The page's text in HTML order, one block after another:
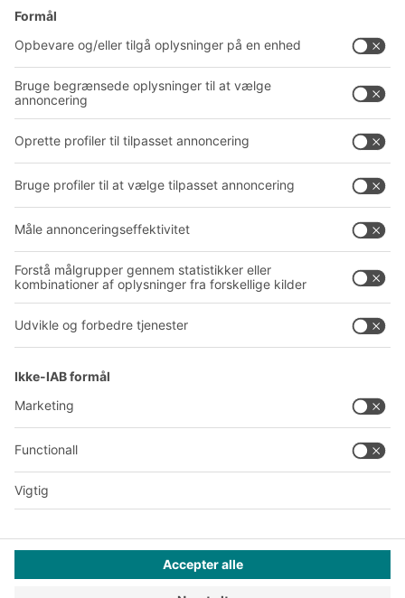
Løsninger
Intralogistikløsninger
Kassesystemer
Reolsystemer
Service
PRODUKTKATALOG
PROJECT GUIDE
Virksomhed
Vores globale netværk
Produktionssteder
Follow us
BIT O
YOUR LIFE.
+45 7021 5151
Dette tilbud henvender sig til industri, håndværk, handel og
liberale erhverv til brug i forbindelse med selvstændig,
erhvervsmæssig eller kommerciel virksomhed.